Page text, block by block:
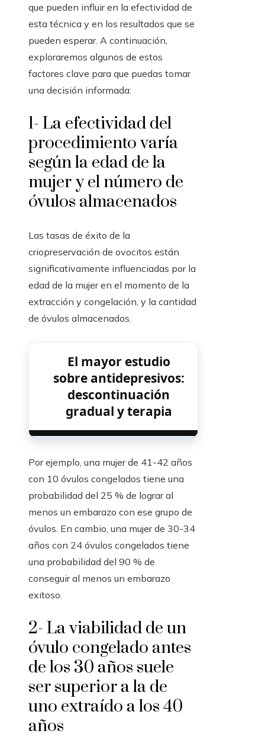
que pueden influir en la efectividad de
esta técnica y en los resultados que se
pueden esperar. A continuación,
exploraremos algunos de estos
factores clave para que puedas tomar
una decisión informada:
1- La efectividad del
procedimiento varía
según la edad de la
mujer y el número de
óvulos almacenados
Las tasas de éxito de la
criopreservación de ovocitos están
significativamente influenciadas por la
edad de la mujer en el momento de la
extracción y congelación, y la cantidad
de óvulos almacenados.
El mayor estudio
sobre antidepresivos:
descontinuación
gradual y terapia
Por ejemplo, una mujer de 41-42 años
con 10 óvulos congelados tiene una
probabilidad del 25 % de lograr al
menos un embarazo con ese grupo de
óvulos. En cambio, una mujer de 30-34
años con 24 óvulos congelados tiene
una probabilidad del 90 % de
conseguir al menos un embarazo
exitoso.
2- La viabilidad de un
óvulo congelado antes
de los 30 años suele
ser superior a la de
uno extraído a los 40
años